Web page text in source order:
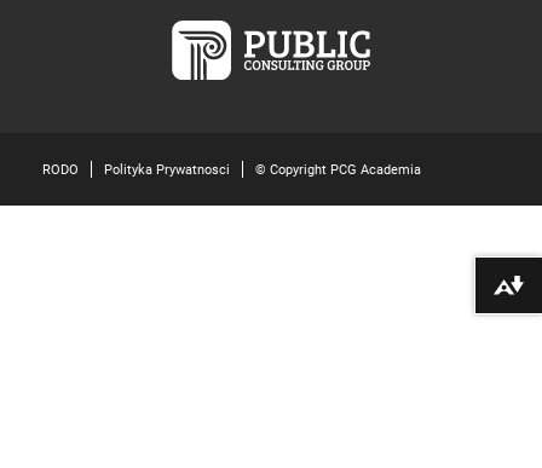
RODO Polityka Prywatnosci © Copyright PCG Academia
Pobierz